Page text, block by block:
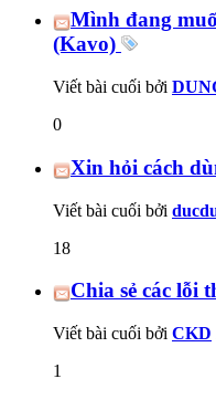
Mình đang
(Kavo)
Viết bài cuối bởi
0
Xin hỏi cách
Viết bài cuối bởi
18
Chia sẻ các lỗi
Viết bài cuối bởi CKD
1